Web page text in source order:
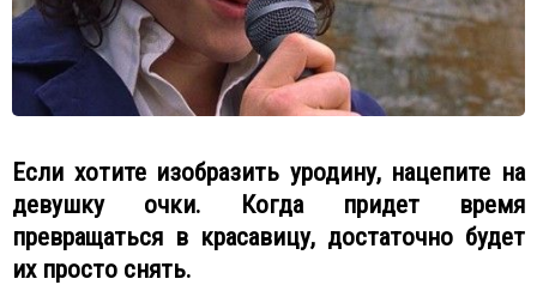
Если хотите изобразить уродину, нацепите на
девушку очки. Когда придет время
превращаться в красавицу, достаточно будет
их просто снять.